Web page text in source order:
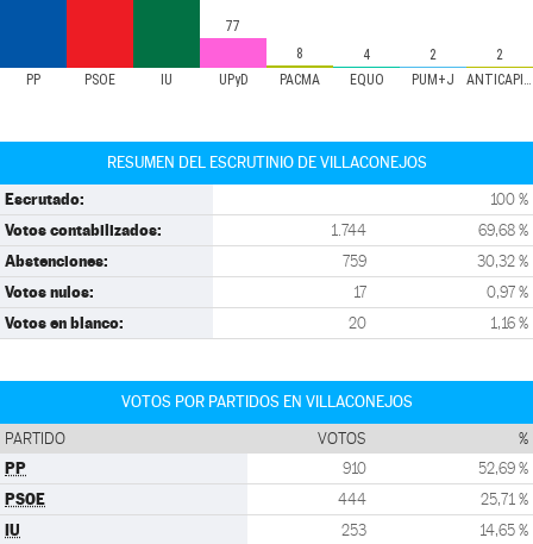
PP PSOE IU UPyD PACMA EQUO PUM+J ANTICAPITALISTAS
77
8
4 2 2
RESUMEN DEL ESCRUTINIO DE VILLACONEJOS
Escrutado: 100 %
Votos contabilizados: 1.744 69,68 %
Abstenciones: 759 30,32 %
Votos nulos: 17 0,97 %
Votos en blanco: 20 1,16 %
VOTOS POR PARTIDOS EN VILLACONEJOS
PARTIDO VOTOS %
PP 910 52,69 %
PSOE 444 25,71 %
IU 253 14,65 %